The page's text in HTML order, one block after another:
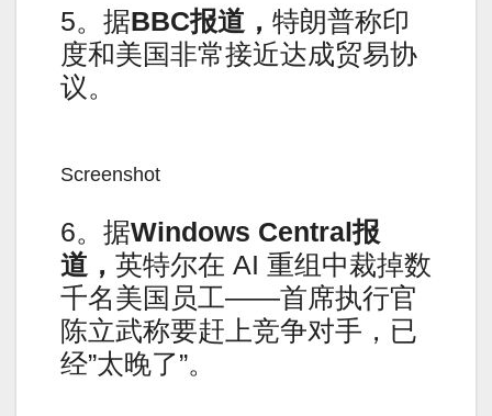
5。据BBC报道， 特朗普称印
度和美国非常接近达成贸易协
议。
Screenshot
6。据Windows Central报
道， 英特尔在 AI 重组中裁掉数
千名美国员工——首席执行官
陈立武称要赶上竞争对手，已
经”太晚了”。